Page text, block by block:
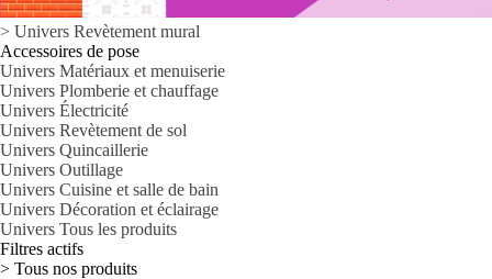
> Univers Revètement mural
Accessoires de pose
Univers Matériaux et menuiserie
Univers Plomberie et chauffage
Univers Électricité
Univers Revètement de sol
Univers Quincaillerie
Univers Outillage
Univers Cuisine et salle de bain
Univers Décoration et éclairage
Univers Tous les produits
Filtres actifs
> Tous nos produits